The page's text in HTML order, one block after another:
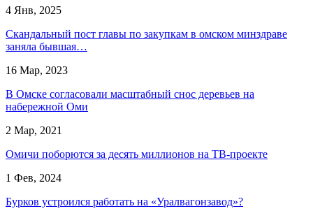
4 Янв, 2025
Скандальный пост главы по закупкам в омском минздраве
заняла бывшая…
16 Мар, 2023
В Омске согласовали масштабный снос деревьев на
набережной Оми
2 Мар, 2021
Омичи поборются за десять миллионов на ТВ-проекте
1 Фев, 2024
Бурков устроился работать на «Уралвагонзавод»?